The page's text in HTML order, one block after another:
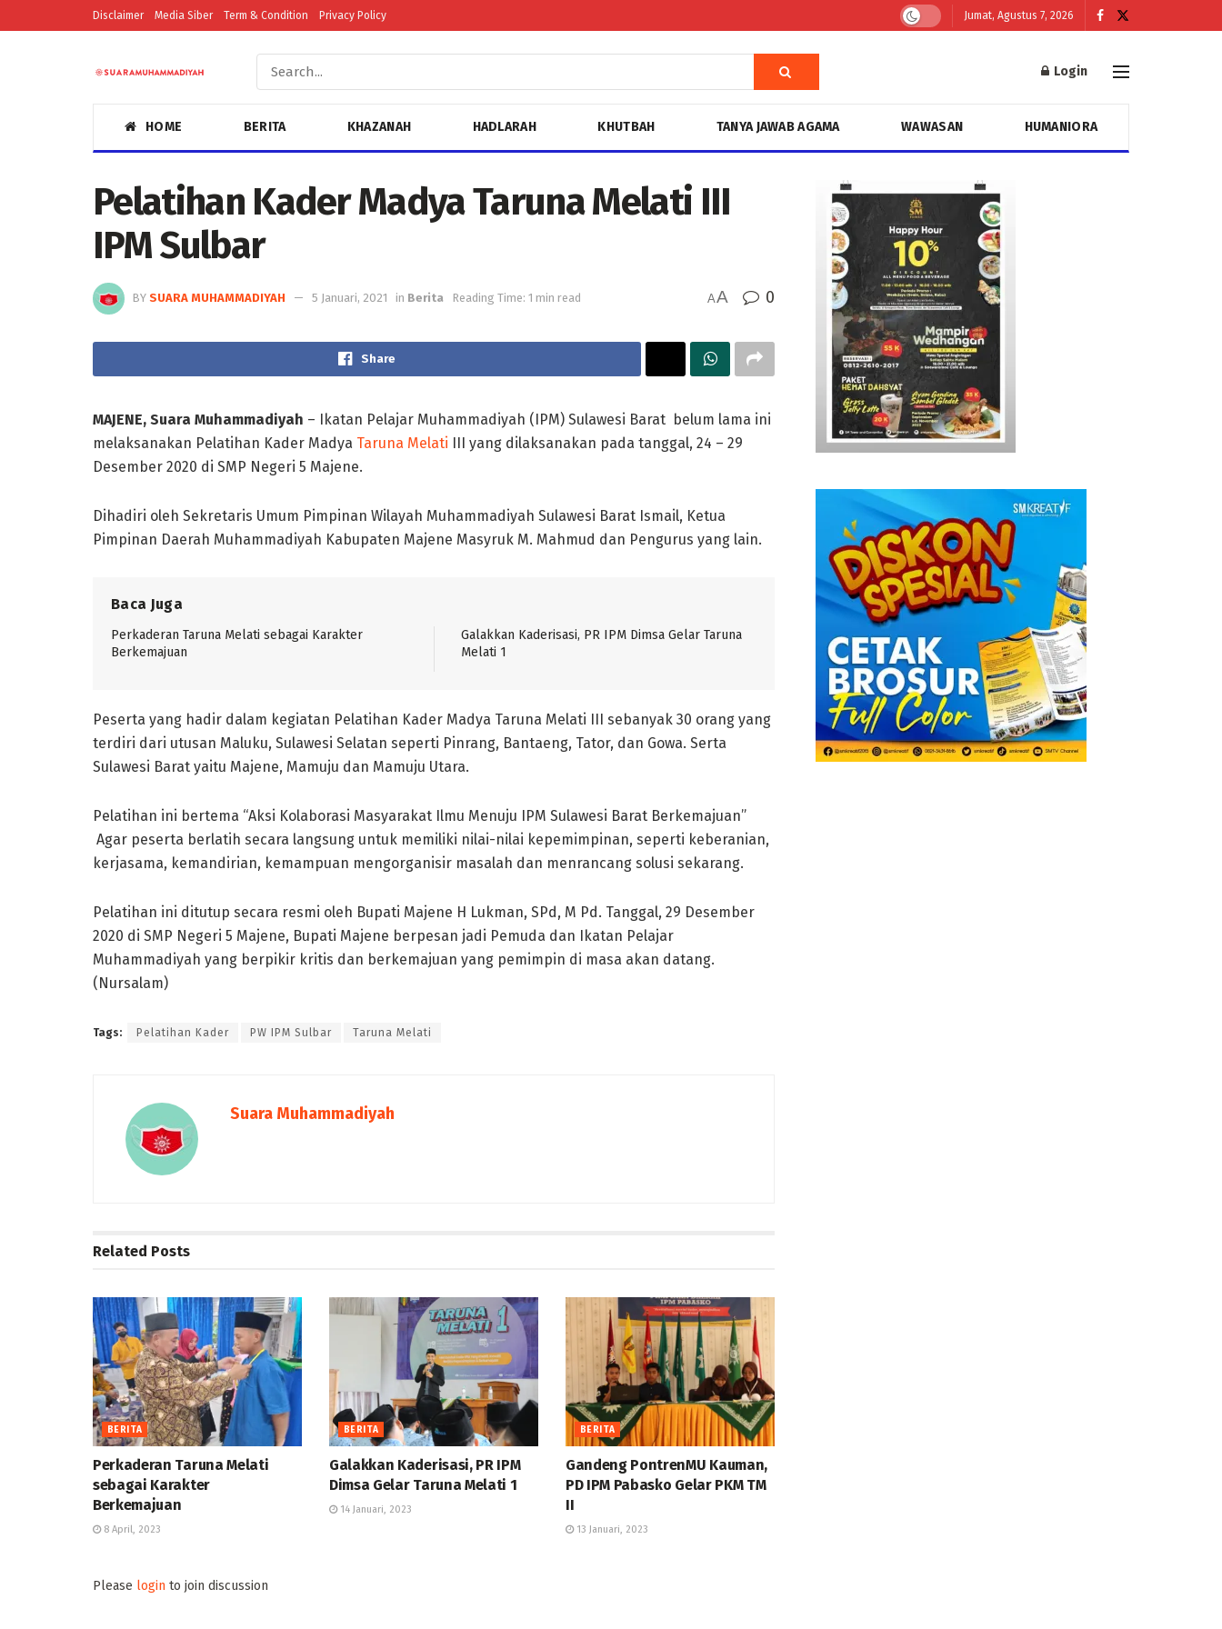
Disclaimer Media Siber Term & Condition Privacy Policy Jumat, Agustus 7, 2026
Login
HOME BERITA KHAZANAH HADLARAH KHUTBAH TANYA JAWAB AGAMA WAWASAN HUMANIORA
Pelatihan Kader Madya Taruna Melati III
IPM Sulbar
BY SUARA MUHAMMADIYAH 5 Januari, 2021 in Berita Reading Time: 1 min read AA 0
Share
MAJENE, Suara Muhammadiyah – Ikatan Pelajar Muhammadiyah (IPM) Sulawesi Barat belum lama ini
melaksanakan Pelatihan Kader Madya Taruna Melati III yang dilaksanakan pada tanggal, 24 – 29
Desember 2020 di SMP Negeri 5 Majene.
Dihadiri oleh Sekretaris Umum Pimpinan Wilayah Muhammadiyah Sulawesi Barat Ismail, Ketua
Pimpinan Daerah Muhammadiyah Kabupaten Majene Masyruk M. Mahmud dan Pengurus yang lain.
Baca Juga
Perkaderan Taruna Melati sebagai Karakter
Berkemajuan
Galakkan Kaderisasi, PR IPM Dimsa Gelar Taruna
Melati 1
Peserta yang hadir dalam kegiatan Pelatihan Kader Madya Taruna Melati III sebanyak 30 orang yang
terdiri dari utusan Maluku, Sulawesi Selatan seperti Pinrang, Bantaeng, Tator, dan Gowa. Serta
Sulawesi Barat yaitu Majene, Mamuju dan Mamuju Utara.
Pelatihan ini bertema “Aksi Kolaborasi Masyarakat Ilmu Menuju IPM Sulawesi Barat Berkemajuan”
Agar peserta berlatih secara langsung untuk memiliki nilai-nilai kepemimpinan, seperti keberanian,
kerjasama, kemandirian, kemampuan mengorganisir masalah dan menrancang solusi sekarang.
Pelatihan ini ditutup secara resmi oleh Bupati Majene H Lukman, SPd, M Pd. Tanggal, 29 Desember
2020 di SMP Negeri 5 Majene, Bupati Majene berpesan jadi Pemuda dan Ikatan Pelajar
Muhammadiyah yang berpikir kritis dan berkemajuan yang pemimpin di masa akan datang.
(Nursalam)
Tags: Pelatihan Kader PW IPM Sulbar Taruna Melati
Suara Muhammadiyah
Related Posts
BERITA
Perkaderan Taruna Melati
sebagai Karakter
Berkemajuan
8 April, 2023
BERITA
Galakkan Kaderisasi, PR IPM
Dimsa Gelar Taruna Melati 1
14 Januari, 2023
BERITA
Gandeng PontrenMU Kauman,
PD IPM Pabasko Gelar PKM TM
II
13 Januari, 2023
Please login to join discussion